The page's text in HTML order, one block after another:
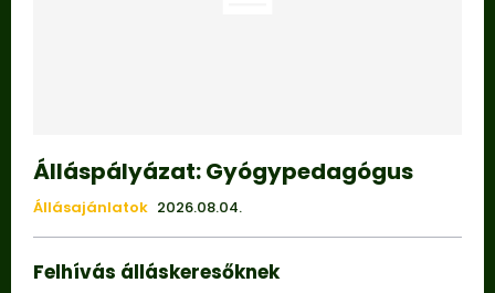
Álláspályázat: Gyógypedagógus
Állásajánlatok 2026.08.04.
Felhívás álláskeresőknek